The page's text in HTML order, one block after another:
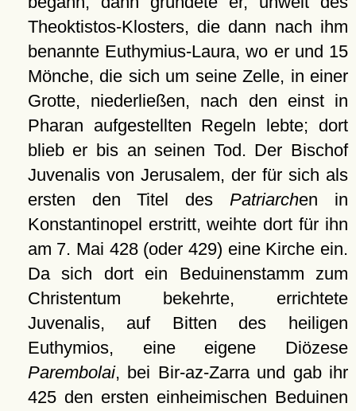
Theoktistos-Klosters, die dann nach ihm
benannte Euthymius-Laura, wo er und 15
Mönche, die sich um seine Zelle, in einer
Grotte, niederließen, nach den einst in
Pharan aufgestellten Regeln lebte; dort
blieb er bis an seinen Tod. Der Bischof
Juvenalis von Jerusalem, der für sich als
ersten den Titel desPatriarchen in
Konstantinopel erstritt, weihte dort für ihn
am 7. Mai 428 (oder 429) eine Kirche ein.
Da sich dort ein Beduinenstamm zum
Christentum bekehrte, errichtete
Juvenalis, auf Bitten des heiligen
Euthymios, eine eigene Diözese
Parembolai, bei Bir-az-Zarra und gab ihr
425 den ersten einheimischen Beduinen